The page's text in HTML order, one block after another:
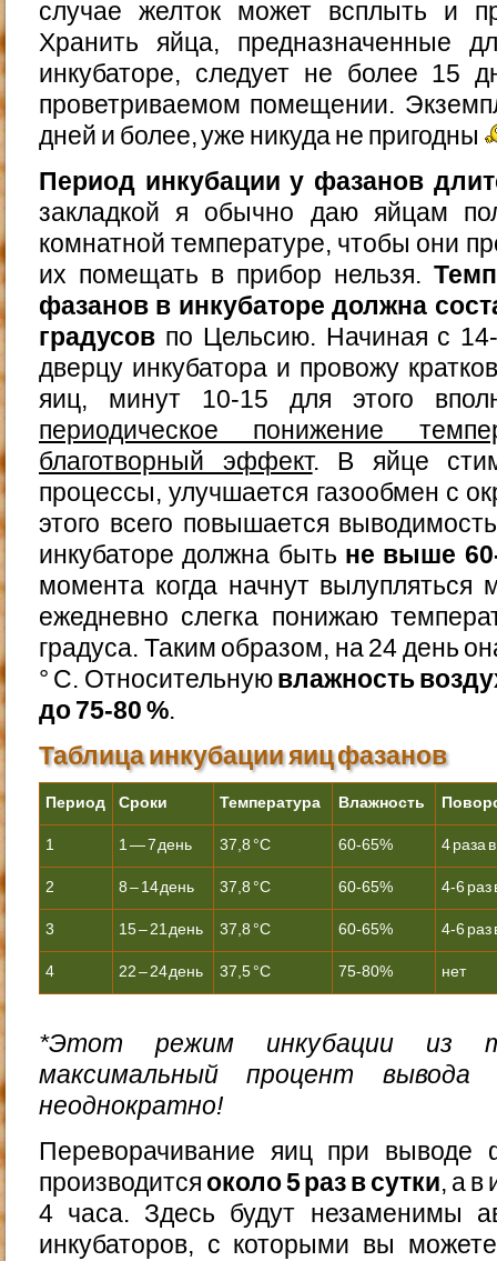
случае желток может всплыть и
Хранить яйца, предназначенные
инкубаторе, следует не более 15
проветриваемом помещении.
дней и более, уже никуда не пригодны
Период инкубации у фазанов
закладкой я обычно даю яйцам
комнатной температуре, чтобы они
их помещать в прибор нельзя.
фазанов в инкубаторе должна
градусов по Цельсию. Начиная с
дверцу инкубатора и провожу
яиц, минут 10-15 для этого
периодическое понижение
благотворный эффект. В яйце
процессы, улучшается газообмен с
этого всего повышается
инкубаторе должна быть не выше
момента когда начнут вылупляться
ежедневно слегка понижаю
градуса. Таким образом, на 24 день
° С. Относительнуювлажность
до 75-80 %.
Таблица инкубации яиц фазанов
Период Сроки Температура Влажность
1 1 — 7 день 37,8 °С 60-65% 4 раза
2 8 – 14 день 37,8 °С 60-65% 4-6 раз
3 15 – 21 день 37,8 °С 60-65% 4-6 раз
4 22 – 24 день 37,5 °С 75-80% нет
*Этот режим инкубации из
максимальный процент вывода
неоднократно!
Переворачивание яиц при выводе
производится около 5 раз в сутки, а
4 часа. Здесь будут незаменимы
инкубаторов, с которыми вы